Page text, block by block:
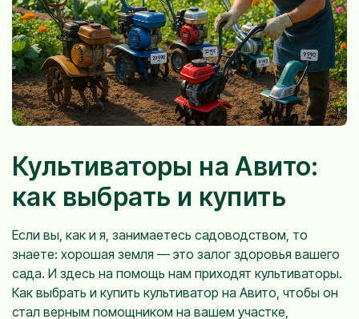
Культиваторы на Авито:
как выбрать и купить
Если вы, как и я, занимаетесь садоводством, то
знаете: хорошая земля — это залог здоровья вашего
сада. И здесь на помощь нам приходят культиваторы.
Как выбрать и купить культиватор на Авито, чтобы он
стал верным помощником на вашем участке,